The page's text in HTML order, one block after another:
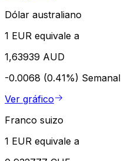
Dólar australiano
1 EUR equivale a
1,63939 AUD
-0.0068 (0.41%) Semanal
Ver gráfico
Franco suizo
1 EUR equivale a